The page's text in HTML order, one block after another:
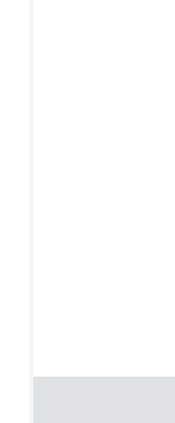
DOMESTICI
RAMPE DI
ACCESSORI,